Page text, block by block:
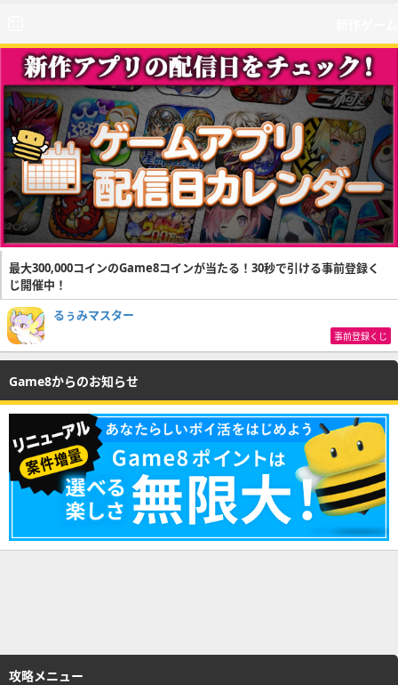
最大300,000コインのGame8コインが当たる！30秒で引ける事前登録く
じ開催中！
るぅみマスター
事前登録くじ
Game8からのお知らせ
攻略メニュー